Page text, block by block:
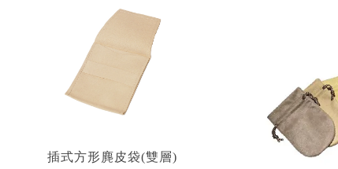
插式方形麂皮袋(雙層)